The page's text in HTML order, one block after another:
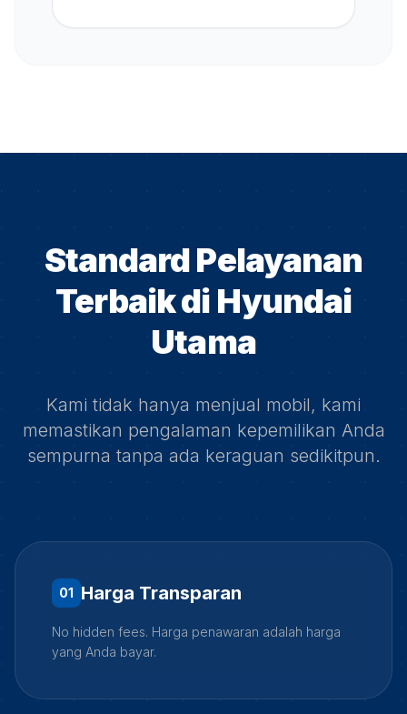
Standard Pelayanan
Terbaik di Hyundai
Utama
Kami tidak hanya menjual mobil, kami
memastikan pengalaman kepemilikan Anda
sempurna tanpa ada keraguan sedikitpun.
01 Harga Transparan
No hidden fees. Harga penawaran adalah harga
yang Anda bayar.